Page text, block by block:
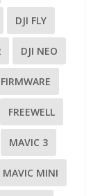
DJI FLY
DJI NEO
FIRMWARE
FREEWELL
MAVIC 3
MAVIC MINI